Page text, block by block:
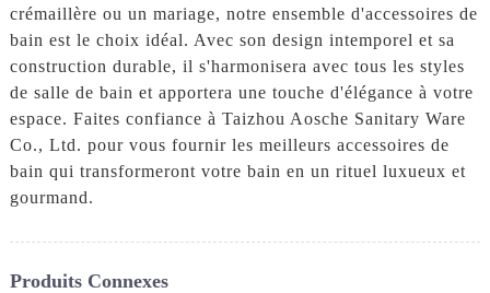
crémaillère ou un mariage, notre ensemble d'accessoires de
bain est le choix idéal. Avec son design intemporel et sa
construction durable, il s'harmonisera avec tous les styles
de salle de bain et apportera une touche d'élégance à votre
espace. Faites confiance à Taizhou Aosche Sanitary Ware
Co., Ltd. pour vous fournir les meilleurs accessoires de
bain qui transformeront votre bain en un rituel luxueux et
gourmand.
Produits Connexes